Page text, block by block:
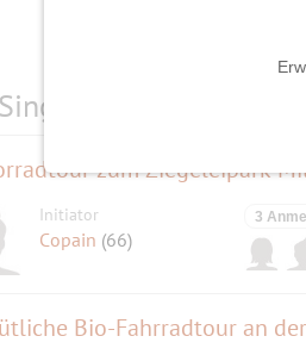
Events am
zum Ziegeleipark
Initiator
Copain (66)
3
Bio-Fahrradtour an